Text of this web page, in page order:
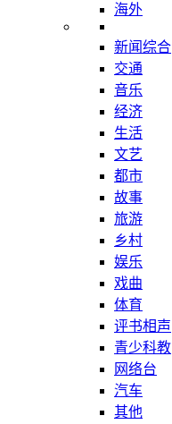
海外
新闻综合
交通
音乐
经济
生活
文艺
都市
故事
旅游
乡村
娱乐
戏曲
体育
评书相声
青少科教
网络台
汽车
其他